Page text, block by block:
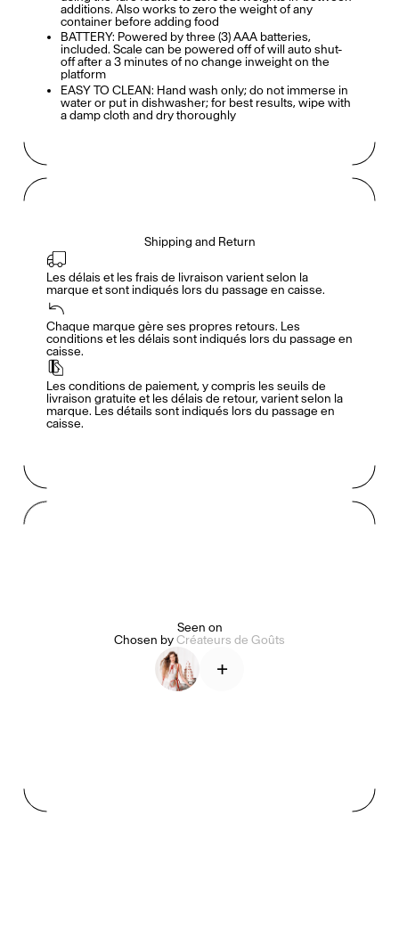
En/Fr
Accès complet pour les membres
additions. Also works to zero the weight of any
container before adding food
BATTERY: Powered by three (3) AAA batteries,
included. Scale can be powered off of will auto shut-
off after a 3 minutes of no change inweight on the
platform
EASY TO CLEAN: Hand wash only; do not immerse in
water or put in dishwasher; for best results, wipe with
a damp cloth and dry thoroughly
Shipping and Return
Les délais et les frais de livraison varient selon la
marque et sont indiqués lors du passage en caisse.
Chaque marque gère ses propres retours. Les
conditions et les délais sont indiqués lors du passage en
caisse.
Les conditions de paiement, y compris les seuils de
livraison gratuite et les délais de retour, varient selon la
marque. Les détails sont indiqués lors du passage en
caisse.
Seen on
Chosen byCréateurs de Goûts
+